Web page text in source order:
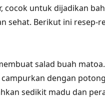
cocok untuk dijadikan
sehat. Berikut ini resep-
salad buah
dengan
sedikit madu dan